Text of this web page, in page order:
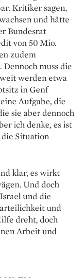
Kritiker sagen,
und hätte
Bundesrat
von 50 Mio.
zudem
muss die
werden etwa
in Genf
Aufgabe, die
sie aber dennoch
ich denke, es ist
Situation
klar, es wirkt
Und doch
und die
und
dreht, doch
Arbeit und